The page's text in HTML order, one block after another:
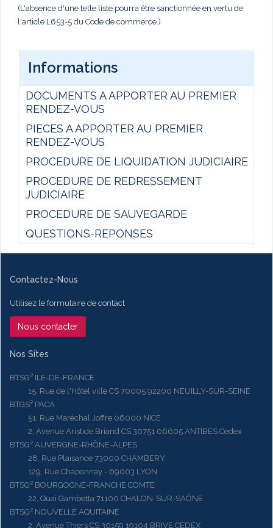
(L'absence d'une telle liste pourra être sanctionnée en vertu de
l'article L653-5 du Code de commerce.)
Informations
DOCUMENTS A APPORTER AU PREMIER
RENDEZ-VOUS
PIECES A APPORTER AU PREMIER
RENDEZ-VOUS
PROCEDURE DE LIQUIDATION JUDICIAIRE
PROCEDURE DE REDRESSEMENT
JUDICIAIRE
PROCEDURE DE SAUVEGARDE
QUESTIONS-REPONSES
Contactez-Nous
Utilisez le formulaire de contact
Nous contacter
Nos Sites
BTSG² ILE-DE-FRANCE
15, Rue de l'Hôtel ville CS 70005 92200 NEUILLY-SUR-SEINE
BTGS² PACA
51, Rue Maréchal Joffre 06000 NICE
2, Avenue Aristide Briand CS 30751 06605 ANTIBES Cedex
BTSG² AUVERGNE-RHÔNE-ALPES
28, Rue Plaisance 73000 CHAMBERY
129, Rue Chaponnay - 69003 LYON
BTSG² BOURGOGNE-FRANCHE COMTE
22, Quai Gambetta 71100 CHALON-SUR-SAÔNE
BTSG² NOUVELLE AQUITAINE
2, Avenue Thiers CS 30159 19104 BRIVE CEDEX